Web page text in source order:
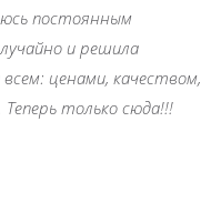
постоянным
и решила
ценами, качеством,
только сюда!!!